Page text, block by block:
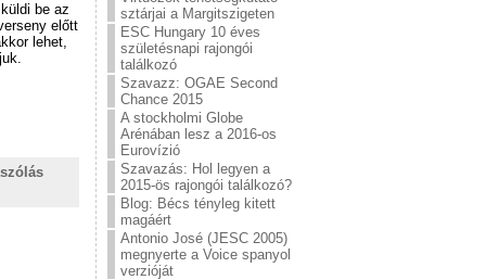
be az
előtt
lehet,
sztárjai a Margitszigeten
ESC Hungary 10 éves
születésnapi rajongói
találkozó
Szavazz: OGAE Second
Chance 2015
A stockholmi Globe
Arénában lesz a 2016-os
Eurovízió
Szavazás: Hol legyen a
2015-ös rajongói találkozó?
Blog: Bécs tényleg kitett
magáért
Antonio José (JESC 2005)
megnyerte a Voice spanyol
verzióját